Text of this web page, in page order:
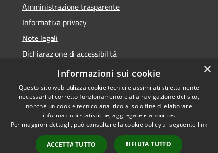
Amministrazione trasparente
Informativa privacy
Note legali
Dichiarazione di accessibilità
Statistica accessi
Accessibilità
Copyright © 2026 • Comune di
Santa Maria di Licodia •
Powered byMunicipium
×
Informazioni sui cookie
Questo sito web utilizza cookie tecnici e assimilati strettamente
necessari al corretto funzionamento e alla navigazione del sito,
nonché un cookie tecnico analitico al solo fine di elaborare
informazioni statistiche, aggregate e anonime.
Per maggiori dettagli, può consultare la cookie policy al seguente link
ACCETTA TUTTO RIFIUTA TUTTO